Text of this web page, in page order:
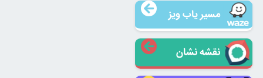
مسیر یاب ویز
نقشه نشان